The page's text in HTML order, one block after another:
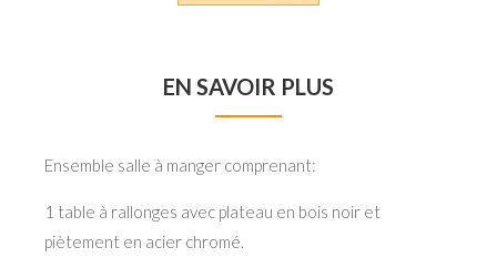
EN SAVOIR PLUS
Ensemble salle à manger comprenant:
1 table à rallonges avec plateau en bois noir et
piètement en acier chromé.